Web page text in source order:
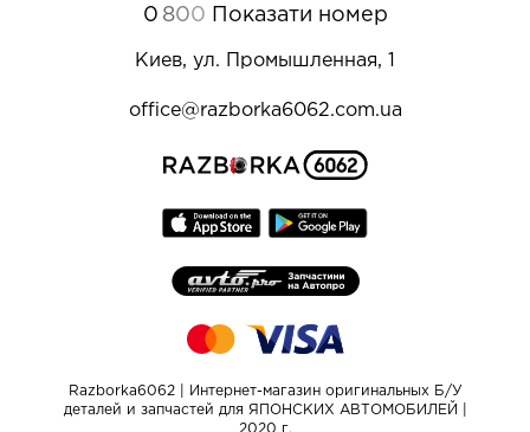
0 800 Показати номер
Киев, ул. Промышленная, 1
office@razborka6062.com.ua
Razborka6062 | Интернет-магазин оригинальных Б/У
деталей и запчастей для ЯПОНСКИХ АВТОМОБИЛЕЙ |
2020 г.